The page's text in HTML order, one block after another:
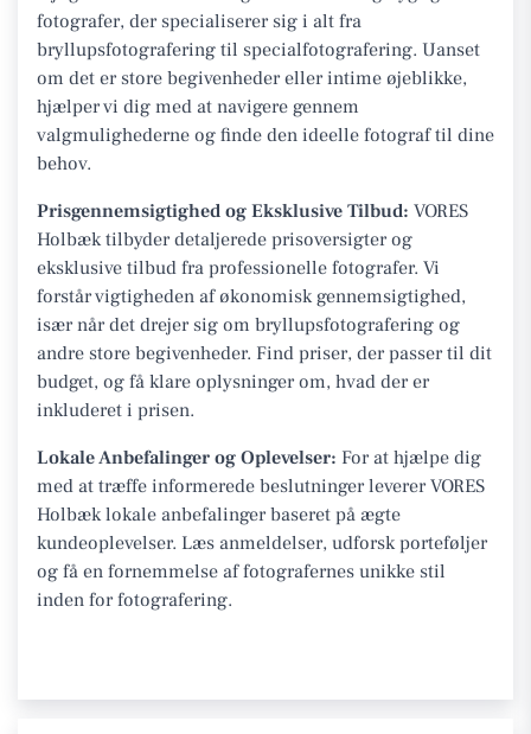
fotografer, der specialiserer sig i alt fra
bryllupsfotografering til specialfotografering. Uanset
om det er store begivenheder eller intime øjeblikke,
hjælper vi dig med at navigere gennem
valgmulighederne og finde den ideelle fotograf til dine
behov.
Prisgennemsigtighed og Eksklusive Tilbud: VORES
Holbæk tilbyder detaljerede prisoversigter og
eksklusive tilbud fra professionelle fotografer. Vi
forstår vigtigheden af økonomisk gennemsigtighed,
især når det drejer sig om bryllupsfotografering og
andre store begivenheder. Find priser, der passer til dit
budget, og få klare oplysninger om, hvad der er
inkluderet i prisen.
Lokale Anbefalinger og Oplevelser: For at hjælpe dig
med at træffe informerede beslutninger leverer VORES
Holbæk lokale anbefalinger baseret på ægte
kundeoplevelser. Læs anmeldelser, udforsk porteføljer
og få en fornemmelse af fotografernes unikke stil
inden for fotografering.